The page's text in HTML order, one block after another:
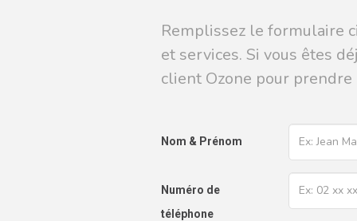
Remplissez le formulaire
et services. Si vous êtes
client Ozone pour prendre
Nom & Prénom
Numéro de
téléphone